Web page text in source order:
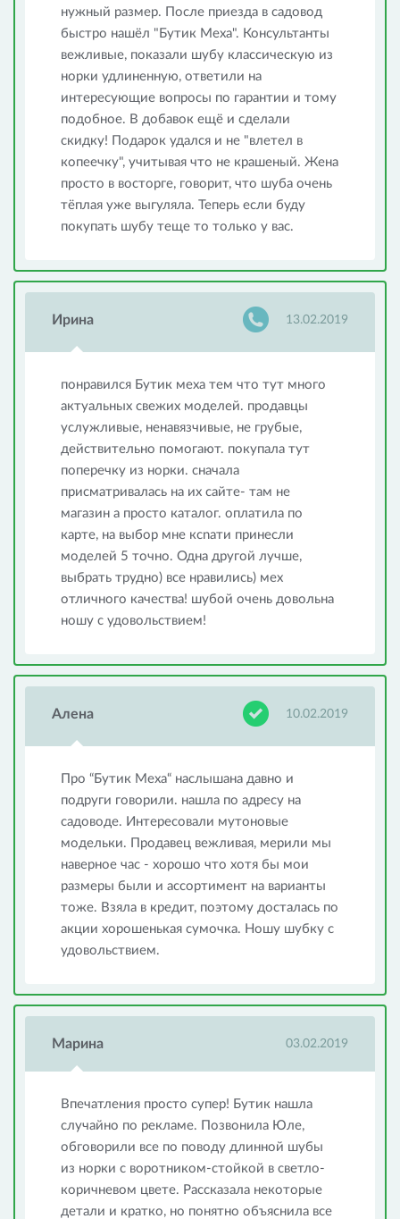
нужный размер. После приезда в садовод
быстро нашёл "Бутик Меха". Консультанты
вежливые, показали шубу классическую из
норки удлиненную, ответили на
интересующие вопросы по гарантии и тому
подобное. В добавок ещё и сделали
скидку! Подарок удался и не "влетел в
копеечку", учитывая что не крашеный. Жена
просто в восторге, говорит, что шуба очень
тёплая уже выгуляла. Теперь если буду
покупать шубу теще то только у вас.
Ирина 13.02.2019
понравился Бутик меха тем что тут много
актуальных свежих моделей. продавцы
услужливые, ненавязчивые, не грубые,
действительно помогают. покупала тут
поперечку из норки. сначала
присматривалась на их сайте- там не
магазин а просто каталог. оплатила по
карте, на выбор мне ксnати принесли
моделей 5 точно. Одна другой лучше,
выбрать трудно) все нравились) мех
отличного качества! шубой очень довольна
ношу с удовольствием!
Алена 10.02.2019
Про “Бутик Меха“ наслышана давно и
подруги говорили. нашла по адресу на
садоводе. Интересовали мутоновые
модельки. Продавец вежливая, мерили мы
наверное час - хорошо что хотя бы мои
размеры были и ассортимент на варианты
тоже. Взяла в кредит, поэтому досталась по
акции хорошенькая сумочка. Ношу шубку с
удовольствием.
Марина 03.02.2019
Впечатления просто супер! Бутик нашла
случайно по рекламе. Позвонила Юле,
обговорили все по поводу длинной шубы
из норки с воротником-стойкой в светло-
коричневом цвете. Рассказала некоторые
детали и кратко, но понятно объяснила все